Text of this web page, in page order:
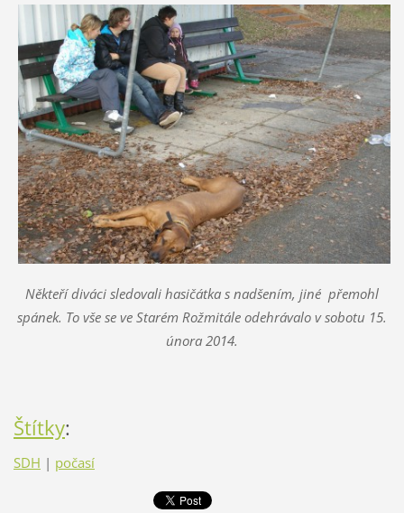
Někteří diváci sledovali hasičátka s nadšením, jiné přemohl
spánek. To vše se ve Starém Rožmitále odehrávalo v sobotu 15.
února 2014.
Štítky:
SDH | počasí